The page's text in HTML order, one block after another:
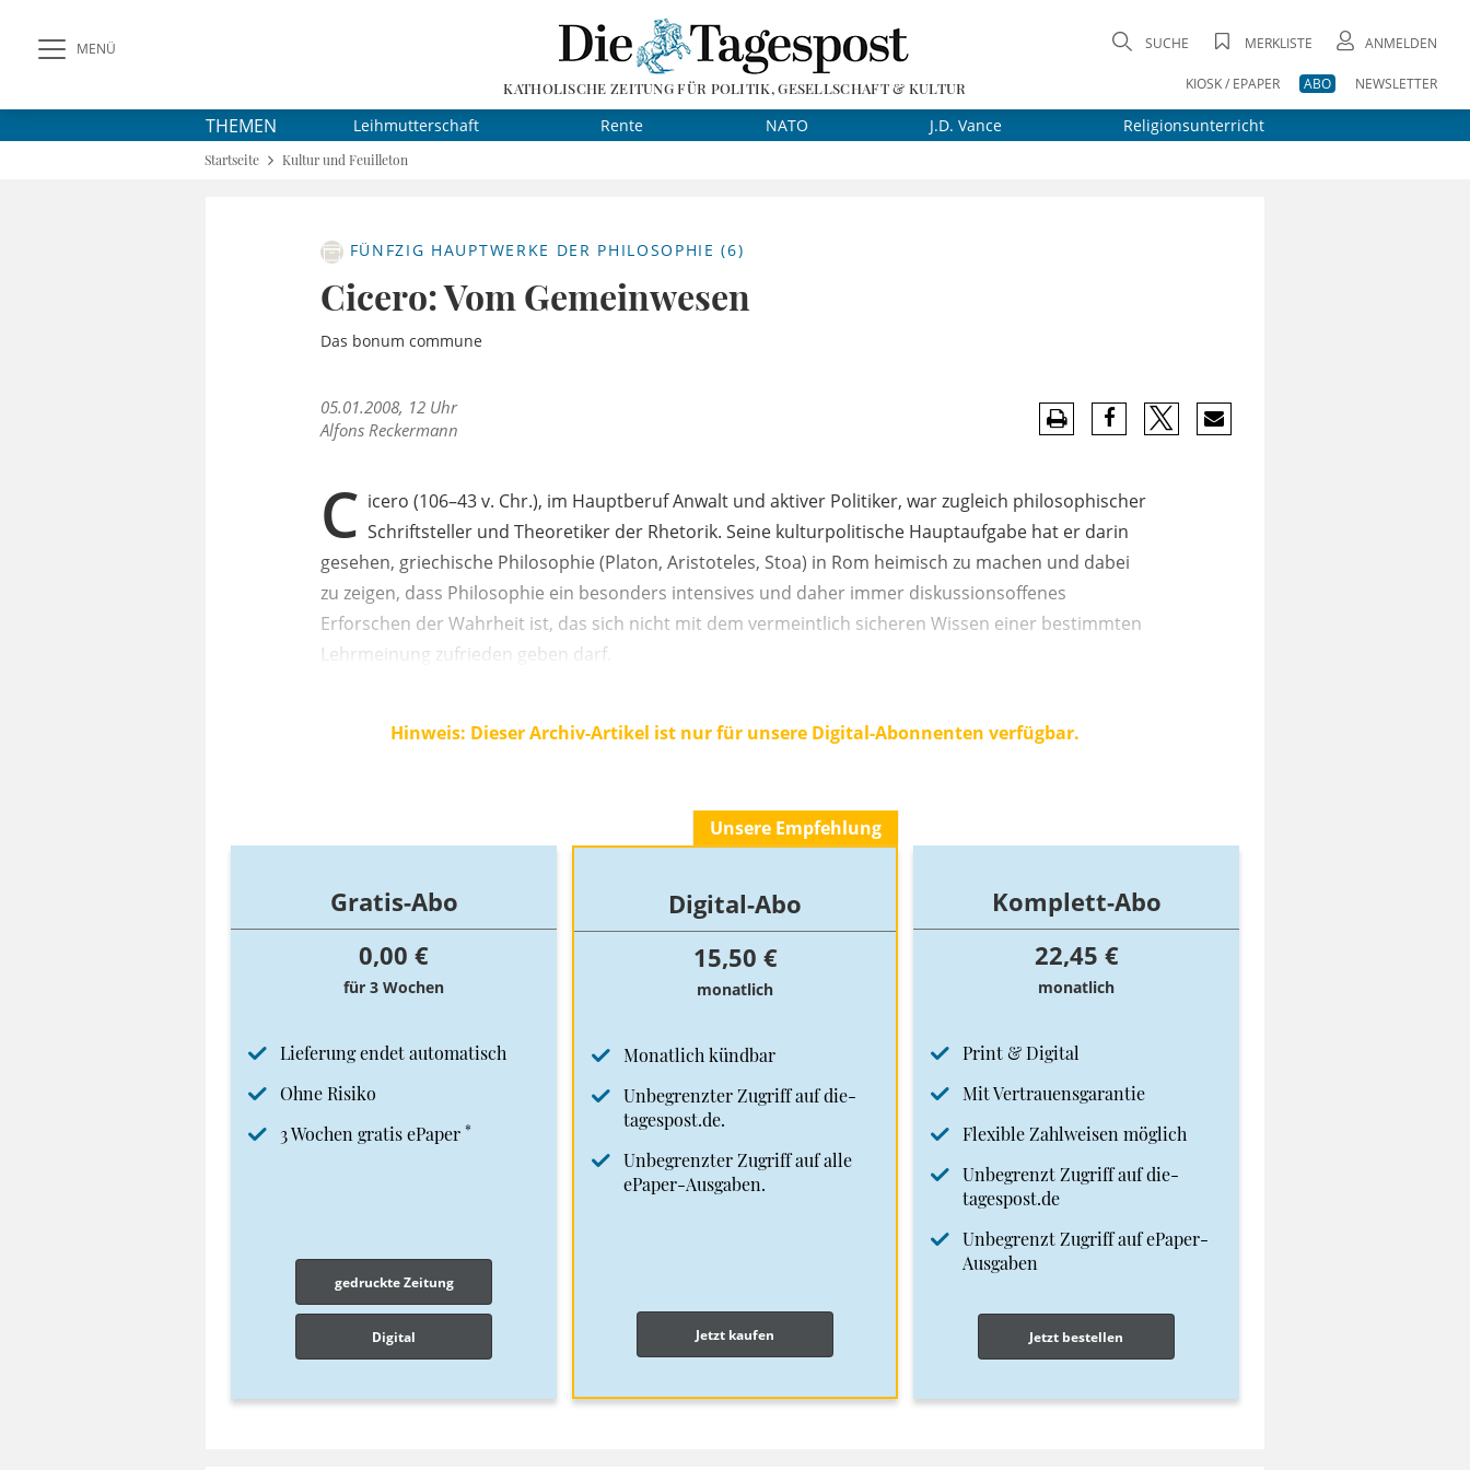
MENÜ
KATHOLISCHE ZEITUNG FÜR POLITIK, GESELLSCHAFT & KULTUR
SUCHE MERKLISTE ANMELDEN
KIOSK / EPAPER ABO NEWSLETTER
THEMEN Leihmutterschaft Rente NATO J.D. Vance Religionsunterricht
Startseite Kultur und Feuilleton
FÜNFZIG HAUPTWERKE DER PHILOSOPHIE (6)
Cicero: Vom Gemeinwesen
Das bonum commune
05.01.2008, 12 Uhr
Alfons Reckermann
C icero (106–43 v. Chr.), im Hauptberuf Anwalt und aktiver Politiker, war zugleich philosophischer
Schriftsteller und Theoretiker der Rhetorik. Seine kulturpolitische Hauptaufgabe hat er darin
gesehen, griechische Philosophie (Platon, Aristoteles, Stoa) in Rom heimisch zu machen und dabei
zu zeigen, dass Philosophie ein besonders intensives und daher immer diskussionsoffenes
Erforschen der Wahrheit ist, das sich nicht mit dem vermeintlich sicheren Wissen einer bestimmten
Lehrmeinung zufrieden geben darf.
Hinweis: Dieser Archiv-Artikel ist nur für unsere Digital-Abonnenten verfügbar.
Gratis-Abo
0,00 €
für 3 Wochen
Lieferung endet automatisch
Ohne Risiko
3 Wochen gratis ePaper *
gedruckte Zeitung
Digital
Unsere Empfehlung
Digital-Abo
15,50 €
monatlich
Monatlich kündbar
Unbegrenzter Zugriff auf die-
tagespost.de.
Unbegrenzter Zugriff auf alle
ePaper-Ausgaben.
Jetzt kaufen
Komplett-Abo
22,45 €
monatlich
Print & Digital
Mit Vertrauensgarantie
Flexible Zahlweisen möglich
Unbegrenzt Zugriff auf die-
tagespost.de
Unbegrenzt Zugriff auf ePaper-
Ausgaben
Jetzt bestellen